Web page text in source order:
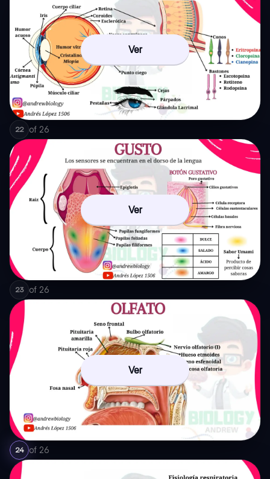
Ver
22 of 26
Ver
23 of 26
Ver
24 of 26